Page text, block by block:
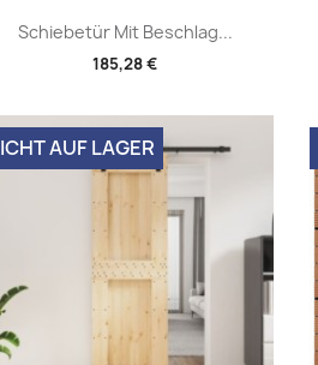
Schiebetür Mit Beschlag...
185,28 €
AUF LAGER